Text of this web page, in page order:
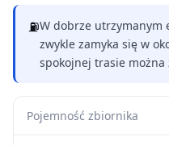
⛽W dobrze utrzymanym
zwykle zamyka się w
spokojnej trasie można
Pojemność zbiornika